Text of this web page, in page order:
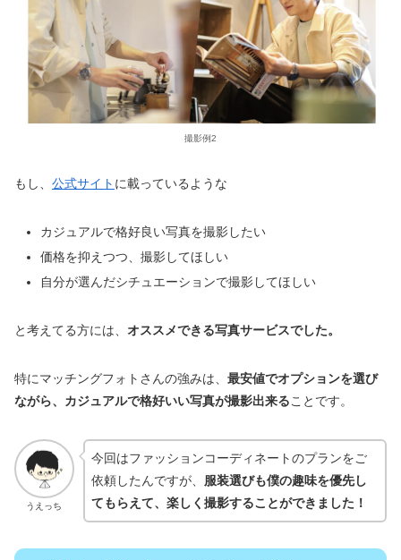
撮影例2
もし、 公式サイト に載っているような
カジュアルで格好良い写真を撮影したい
価格を抑えつつ、撮影してほしい
自分が選んだシチュエーションで撮影してほしい
と考えてる方には、 オススメできる写真サービスでした。
特にマッチングフォトさんの強みは、 最安値でオプションを選び
ながら、カジュアルで格好いい写真が撮影出来ることです。
うえっち
今回はファッションコーディネートのプランをご
依頼したんですが、 服装選びも僕の趣味を優先し
てもらえて、楽しく撮影することができました！